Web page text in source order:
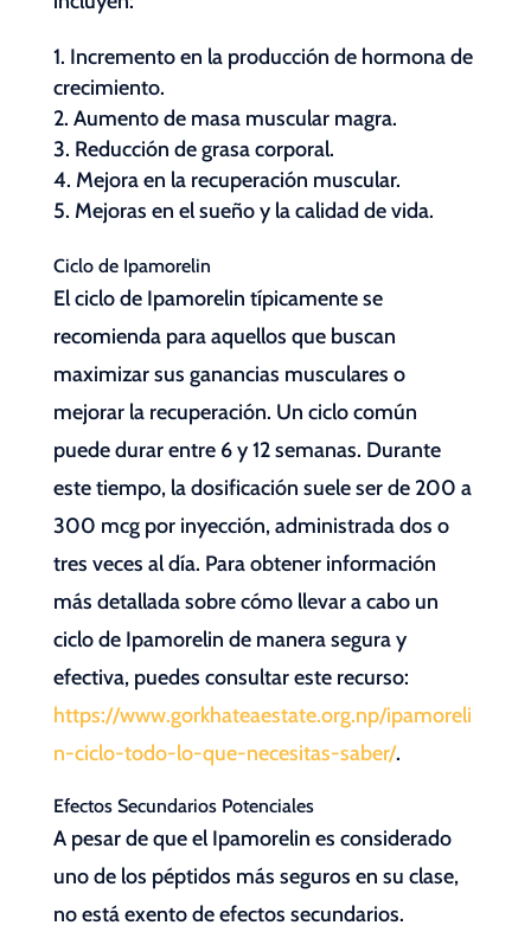
Incremento en la producción de hormona de
crecimiento.
Aumento de masa muscular magra.
Reducción de grasa corporal.
Mejora en la recuperación muscular.
Mejoras en el sueño y la calidad de vida.
Ciclo de Ipamorelin
El ciclo de Ipamorelin típicamente se
recomienda para aquellos que buscan
maximizar sus ganancias musculares o
mejorar la recuperación. Un ciclo común
puede durar entre 6 y 12 semanas. Durante
este tiempo, la dosificación suele ser de 200 a
300 mcg por inyección, administrada dos o
tres veces al día. Para obtener información
más detallada sobre cómo llevar a cabo un
ciclo de Ipamorelin de manera segura y
efectiva, puedes consultar este recurso:
https://www.gorkhateaestate.org.np/ipamoreli
n-ciclo-todo-lo-que-necesitas-saber/.
Efectos Secundarios Potenciales
A pesar de que el Ipamorelin es considerado
uno de los péptidos más seguros en su clase,
no está exento de efectos secundarios.